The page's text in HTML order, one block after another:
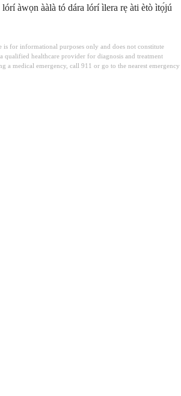
àwọn ààlà tó dára lórí ìlera rẹ àti ètò ìtọ́jú
is for informational purposes only and does not constitute
qualified healthcare provider for diagnosis and treatment
a medical emergency, call 911 or go to the nearest emergency